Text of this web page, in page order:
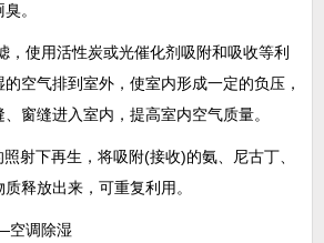
。
，使用活性炭或光催化剂吸附和吸收等利
空气排到室外，使室内形成一定的负压，
窗缝进入室内，提高室内空气质量。
射下再生，将吸附(接收)的氨、尼古丁、
释放出来，可重复利用。
空调除湿